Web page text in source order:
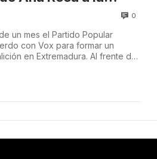
Vox en la
Valenciana
0
un mes el Partido Popular
con Vox para formar un
en Extremadura. Al frente de